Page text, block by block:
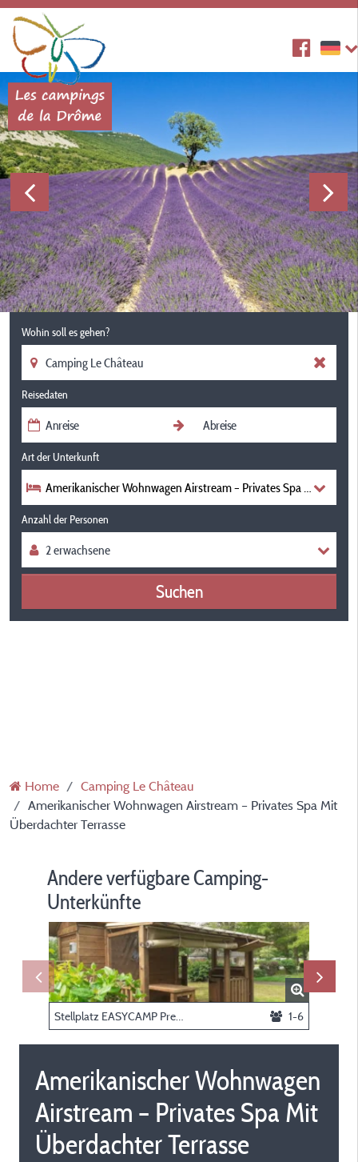
Wohin soll es gehen?
Reisedaten
Art der Unterkunft
Amerikanischer Wohnwagen Airstream – Privates Spa Mit
Anzahl der Personen
Suchen
Home
Camping Le Château
Amerikanischer Wohnwagen Airstream – Privates Spa Mit
Überdachter Terrasse
Andere verfügbare Camping-
Unterkünfte
1-6
Amerikanischer Wohnwagen
Airstream – Privates Spa Mit
Überdachter Terrasse